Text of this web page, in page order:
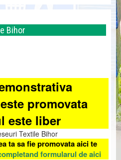
Bihor
promovata
este liber
Textile Bihor
ta sa fie promovata aici te
formularul de aici